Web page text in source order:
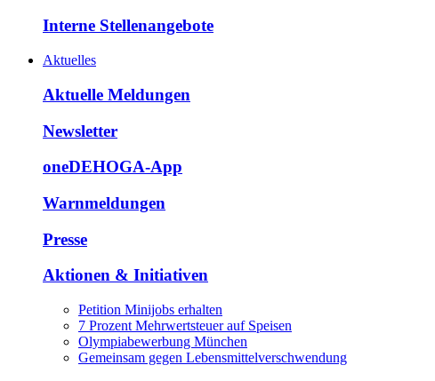
Interne Stellenangebote
Aktuelles
Aktuelle Meldungen
Newsletter
oneDEHOGA-App
Warnmeldungen
Presse
Aktionen & Initiativen
Petition Minijobs erhalten
7 Prozent Mehrwertsteuer auf Speisen
Olympiabewerbung München
Gemeinsam gegen Lebensmittelverschwendung